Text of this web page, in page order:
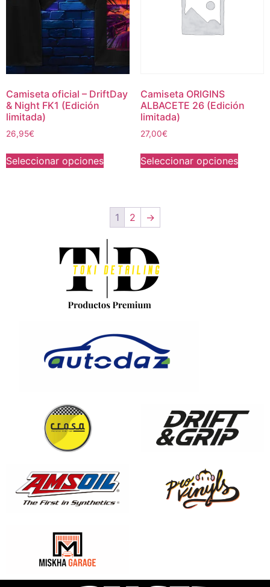
Camiseta oficial – DriftDay
& Night FK1 (Edición
limitada)
26,95€
Seleccionar opciones
Camiseta ORIGINS
ALBACETE 26 (Edición
limitada)
27,00€
Seleccionar opciones
1 2 →